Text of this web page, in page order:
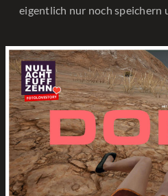
eigentlich nur noch speichern